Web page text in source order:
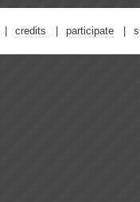
credits participate